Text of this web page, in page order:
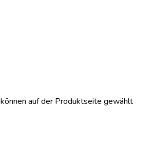
auf der Produktseite gewählt